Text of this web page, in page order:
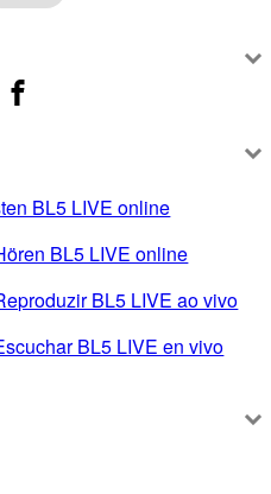
BL5 LIVE online
BL5 LIVE online
BL5 LIVE ao vivo
BL5 LIVE en vivo